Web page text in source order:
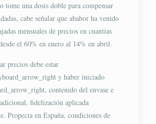
tome una dosis doble para compensar
cabe señalar que ababor ha venido
mensuales de precios en cuantías
el 60% en enero al 14% en abril.
precios debe estar
y haber iniciado
contenido del envase e
fidelización aplicada
Propecia en España, condiciones de